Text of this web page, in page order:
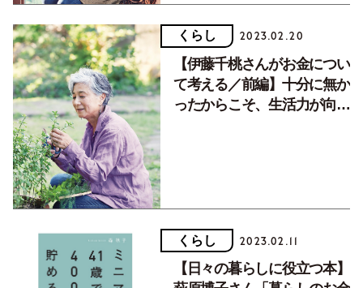
くらし 2023.02.20
【伊藤千桃さんがお金につい
て考える／前編】十分に無か
ったからこそ、生活力が向上
くらし 2023.02.11
【日々の暮らしに役立つ本】